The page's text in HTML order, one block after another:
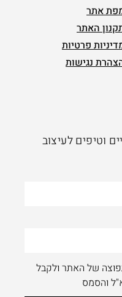
אתר
האתר
פרטיות
נגישות
וטיפים לעיצוב
של האתר ולקבל
והסמס